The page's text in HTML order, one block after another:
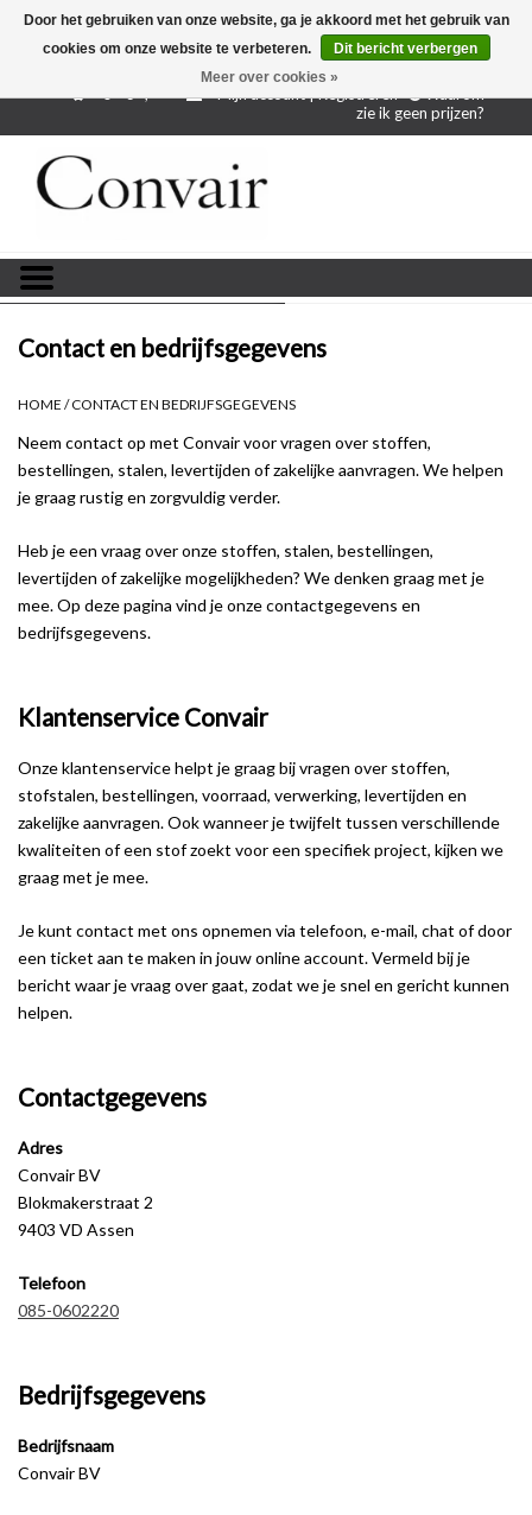
Gratis verzending bij aankoop vanaf € 250,-
Gratis
0 - €--,--
Mijn account | Registreren
Waarom
zie ik geen prijzen?
Stoffen per meter
Blog
Contact en bedrijfsgegevens
HOME /CONTACT EN BEDRIJFSGEGEVENS
Neem contact op met Convair voor vragen over stoffen,
bestellingen, stalen, levertijden of zakelijke aanvragen. We helpen
je graag rustig en zorgvuldig verder.
Heb je een vraag over onze stoffen, stalen, bestellingen,
levertijden of zakelijke mogelijkheden? We denken graag met je
mee. Op deze pagina vind je onze contactgegevens en
bedrijfsgegevens.
Klantenservice Convair
Onze klantenservice helpt je graag bij vragen over stoffen,
stofstalen, bestellingen, voorraad, verwerking, levertijden en
zakelijke aanvragen. Ook wanneer je twijfelt tussen verschillende
kwaliteiten of een stof zoekt voor een specifiek project, kijken we
graag met je mee.
Je kunt contact met ons opnemen via telefoon, e-mail, chat of door
een ticket aan te maken in jouw online account. Vermeld bij je
bericht waar je vraag over gaat, zodat we je snel en gericht kunnen
helpen.
Contactgegevens
Adres
Convair BV
Blokmakerstraat 2
9403 VD Assen
Telefoon
085-0602220
Bedrijfsgegevens
Bedrijfsnaam
Convair BV
Door het gebruiken van onze website, ga je akkoord met het gebruik van
cookies om onze website te verbeteren.
Dit bericht verbergen
Meer over cookies »